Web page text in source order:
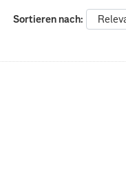
Sortieren nach